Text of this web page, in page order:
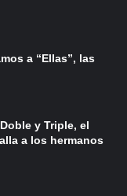
a “Ellas”, las
y Triple, el
a los hermanos